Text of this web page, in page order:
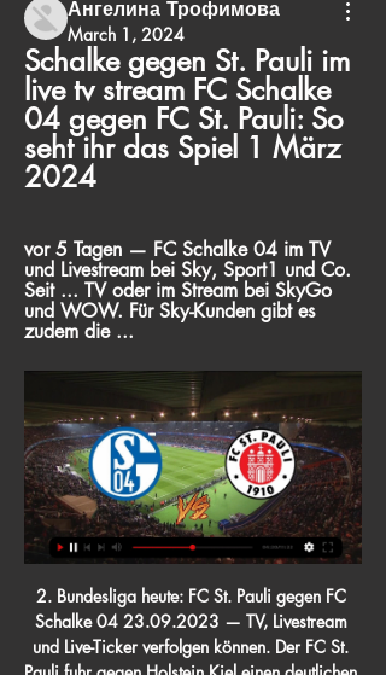
Ангелина Трофимова
March 1, 2024
Schalke gegen St. Pauli im
live tv stream FC Schalke
04 gegen FC St. Pauli: So
seht ihr das Spiel 1 März
2024
vor 5 Tagen — FC Schalke 04 im TV
und Livestream bei Sky, Sport1 und Co.
Seit ... TV oder im Stream bei SkyGo
und WOW. Für Sky-Kunden gibt es
zudem die ...
2. Bundesliga heute: FC St. Pauli gegen FC Schalke 04 23.09.2023 — TV, Livestream und Live-Ticker verfolgen können. Der FC St. Pauli fuhr gegen Holstein Kiel einen deutlichen Heimsieg ein. Gegen bis.

Schalke 04 gegen FC St. Pauli live im tv Wer überträgt St. P vor 24 Minuten — Schalke 04 gegen FC St. Pauli live im tv Wer überträgt St. Pauli gegen Schalke live im TV & Stream? 01/03/2024 31.10.2023 — Der FC St. Pauli ...

Wir neigen zu der Ansicht, dass Sandefjord zweifellos imstande ist, die nötigen Tore zu machen in der Begegnung mit Kongsvinger IL, das seine liebe Not haben wird, seinerzeits einen Treffer zu markieren. Daher prophezeien wir einen recht bequemen 2:0-Erfolg für Sandefjord bei Schlusspfiff.

Funk, Lukas 0 ESV Aulendorf Auswärts Lehnert, Julian 601 TSV Denkendorf Brachtel, Tim 586 TSV Denkendorf Babo, Markus 558 KC Schwabsberg Gschwendtner, Leon 534 TSV Denkendorf Kuhn, Jakob 529 KC Schwabsberg Wöste, Jannik 511 TSV Denkendorf Böhm, Julian 507 KC Schwabsberg Dominguez, Claudio 478 KC Schwabsberg Mannschaft der Woche

Topic: UEFA Europa League Achtelfinale (Hinspiel): FC Schalke 04 - VfL Borussia Mönchengladbach, Posts: 483, Last Post: Mar 13, 2017 - 3:44 PM hours

Seid Jahren zahlen Leute wie Nouza oder Tojner Geld an Rapid und natürlich ist ein Sponsoring von Wien Energie oder die rein Nachwuchfreundliche Förderung von EADS nur politisch Motiviert. Bitte tun wir nicht so als ob wir jetzt die supersaubere reine Lehre leben würden und bei jeder Veränderung das absolute böse über uns hereinbricht.

Studieren und Leben. Thomas Kölsch / pixelio.de Studieren im Ausland. Alles rund ums Studium und Leben im Ausland: Erfahren Sie welche Voraussetzungen Sie für Ihr Studium im Ausland mitbringen müssen und wo Sie Ihr Fach im Ausland studieren können.

Kölner Haie – Adler Mannheim Fanprojekt e.V. 22 Busse werden sich am Freitag auf den Weg nach Köln machen, zusätzlich einige hundert Privatfahrer. Der Meister wird …

Es bestand Hoffnung, dass sich Hannover 96 nach dem Auswärtssieg in Dresden stabilisiert. Die Niederlage im Testspiel gegen Arminia Bielefeld hat diese wieder gedämpft. Die Erkenntnisse aus dem Test sind ernüchternd.

TARIFE FÜR BRIEF IN ÖSTERREICH. Hier finden Sie alle Preise für das Versenden von Briefen innerhalb von Österreich. Für die Wahl des richtigen Tarifs sind das Format, das Gewicht, die Laufzeit und auch die maschinelle Bearbeitbarkeit der Sendung ausschlaggebend. Wenn Sie Ihren individuellen Tarif schnell errechnen möchten, klicken Sie hier:

Kognitive therapie beinhaltet eine große anzahl von verhaltensexperimenten wie die, die menschen verwenden, um ihre Überzeugungen zu testen, und sie können eine menge feinabstimmung und zweifel ausdrücken, nehmen sie sie ernst und dann testen sie sie aus.

Spielerprofil, Ergebnisse und Statistiken für Spieler: Gabriele Volpi - Live Ergebnisse, Resultate, Spielerstatistik Gabriele Volpi - Live Ergebnisse, Resultate, Spielerstatistik TennisErgebnisse.net » Gabriele Volpi

437 Visp–Sion 3/4 5 00 Gleis Sektor R 508 Visp–Sion–St-Maurice–Monthey 3/4 5 RE Eggerberg–Ausserberg–14 Goppenstein–Kandersteg– Frutigen–Spiez(R–Thun–Bern) LÖTSCHBERGER 8/9 520 Visp–Zermatt 14 5 RE Iselle di T.–Varzo–Preglia–22 Domodossola LÖTSCHBERGER 8/9 524 a Fiesch Bfpl 524 ú90 Visp–Leuk–Sierre/Siders.

Die Füchse Berlin haben am dritten Spieltag in der Handball-Bundesliga ihre zweite Saisonpleite kassiert. Am Dienstagabend unterlagen die Berliner vor 6371 Zuschauern nach einer schwachen zweiten.

DEK Klagenfurt - Graz 99ers 0:1 15. Spieltag 04.12.1999 Graz 99ers - Zell am See 1:4 16. Spieltag 08.12.1999 DEK Klagenfurt - Graz 99ers 0:6 17. Spieltag 11.12.1999 Graz 99ers - EC Zeltweg 4:3 18. Spieltag 18.12.1999 Lustenau - Graz 99ers 2:8 19. Spieltag 28.12.1999 Graz 99ers - Team Kärnten 7:1 20.

Nutzen Sie Ihr Online-Banking auch für Trans­aktionen von Konten und Depots anderer Banken und Sparkassen. So behalten Sie einfach den Überblick über Ihre Finanzen.

Eishockey 3-Tage Programm (AlleLigen) 31.10.2019 - 03.11.2019 Russland - VHL Grundwette 1 X 2 Doppelchance 1X X2 12 Handicap HC 1 X 2 Über/Unter + 5.5 -

Diese Szene hat Offensiv-Flitzer Patrick Herrmann (28) im Drehbuch seines 300. Pflichtspiel-Einsatzes als Fohlen zunächst geärgert: Es lief die 54. Spielminute im Nachbarschafts-Duell gegen.

Der EHC Red Bull München fährt einen 3:2-Arbeitssieg gegen die Fischtown Pinguins Bremerhaven ein. Damit führt der Titelverteidiger die Serie mit 3:0 an. Erneut hat der Liganeuling den.

In den Spieldaten bieten wir Links an um das Spiel online sehen FC Schalke 04 Augsburg Live-Stream gesponsert von bet365. Falls dass Spiel gedeckt ist mit live streams von bet365, dann können Sie es FC Schalke 04 Augsburg auf ihrem PC und auf ihrem Mobilgerät anschauen - iPhone, iPad, Android oder Windows phone. Bitte beachte, dass einige.

„In den nächsten Tagen“, hatte der Herner EV am Dienstag mitgeteilt, wolle der Eishockey-Oberligist den neuen Trainer vorstellen. Und wartete danach dann auch nicht lange, gab noch unter der Woche, an diesem Freitag, bekannt: Herbert Hohenberger wird der neue Trainer des Herner EV.

Fortuna Düsseldorf gegen VfL Wolfsburg Das Spiel Fortuna Düsseldorf – VfL Wolfsburg, welches wir zusammen live verfolgt haben, hat mit 1–1 geendet. Wir wünschen Sie beim nächsten Spiel wider zu sehen. _____ Live-Spielzeit: FT Fortuna Düsseldorf 1-1 VfL Wolfsburg 40′ …

FC St. Pauli gegen Schalke 04 Übertragung jetzt live 31.10.2023 — Pauli empfängt in der 2. Runde des DFB-Pokals den FC Schalke 04. Wo wird das Spiel im TV übertragen? Gibt es einen kostenlosen Stream? 31 ...

Darunter fanden Sie die prognose verarbeitet durch unsere eigene Software und von Hand überprüft durch unsere Editoren des fußballspiel Alianza Atletico Sullana-Union Huaral, Spiels der ligen Peru Segunda Division.

Die Vienna Capitals haben den Aufstieg in die K.o.-Phase der Champions Hockey League (CHL) durch eine 2:6-Heimniederlage gegen die ZSC Lions Zürich letztlich klar verpasst. Der überlegene Tabellenführer der Erste Bank Eishockey Liga (EBEL) hätte für …

Borussia Dortmund – FC Barcelona Wett Tipp (17.09.2019) Was für ein Kracher zum Auftakt? Borussia Dortmund beginnt die neue Saison in der Königsklasse am Dienstagabend am ersten Spieltag der Staffel F mit einem Top-Match.

St. Pauli - Schalke 04 live: Übertragung im kostenlosen 23.09.2023 — Das Spiel St. Pauli gegen Schalke 04 wird am Samstag (Anstoß: 20.30 Uhr) live im Free-TV und kostenlosen Livestream übertragen. wa.de fasst die ...

Kalenderwoche Cleveland Indians - Kansas City Royals Übersicht. Spieldetails. 39. Kalenderwoche. Siege Cleveland Indians 113 Siege Kansas City Royals 82 Unentschieden: 0

St. Pauli vs. S04 (Schalke 04): TV, LIVE-STREAM 31.10.2023 — Für den FC Schalke 04 geht es im DFB-Pokal gegen den Spitzenreiter der 2. Bundesliga. Wir blicken in diesem Artikel auf die Übertragung der ...

Liveticker: Heracles Almelo - PSV Eindhoven (Eredivisie 2019/2020, 3. Spieltag) mit Torschützen, Aufstellungen, Wechseln, gelben und roten Karten.

St. Pauli gegen Schalke 04 Exklusiv HEUTE LIVE: DFB-Pokal 31.10.2023 — Pauli auf den FC Schalke 04. Hier gibt's alle Infos zur Partie und zur exklusiven Übertragung im TV & Stream auf Sky. Das letzte Duell der ...

Die Drittliga-Handballer des VfL Potsdam und HV Grün-Weiß Werder haderten mit den Ergebnissen ihrer Spiele vom Samstag. Die Potsdamer mussten sich erneut im Derby geschlagen geben, während das.

Chelsea hat in Prag aber nur 1:0 gewonnen, während alle anderen Duelle mit zwei Toren Vorsprung geendet haben. In der Zwischenzeit hat Chelsea das Spitzenspiel im Anfield Stadion verloren, während auch Slavia das Stadtderby nicht gewonnen hat. Chelsea gegen Slavia Prag beginnt am 18.04.2019 um 21:00 MEZ. Chelsea

Nationalteam Öhb Handball U Nm Wat Nf Grunddurchgang Fivers Männer Sport Fame Spielbeginn Uhc Margareten Hall ´ Atzgersdorf Blf News Orf Frauen Eggenburg Tecton Sporthalle Hollabrunn Sg Jugend Who Insignis Mga Trofaiach Westwien Ergebnisse Turniere Ticker Wha Spiele Rekordspieler Sc Ferlach Achtelfinale Nationalteams ' Legionäre.

FC St. Pauli gegen Schalke 04 live im TV und Online-Stream 30.10.2023 — Nach dem befreienden Sieg gegen Hannover 96 will S04 im Pokal den nächsten Erfolg feiern - muss dafür aber zum derzeit besten Team der 2. Liga.

Beim Trainingsauftakt war’s ein bitteres Lachen: Preußens Präsident Marco de Angelis hatte nur noch Sarkasmus übrig. Da bekomme der SC Preußen Münster zum ersten Mal in der Vereinsgeschichte die Bayern zugelost, sagte er lachend, und damit die Chance auf ein Live-Spiel in der ARD – und prompt gehe dieses eine Mal das Live-Spiel nach.

Der EC-KAC empfängt am Freitagabend erneut die Graz 99ers in Klagenfurt und findet dabei die erste von vier Chancen vor, in das EBEL-Finale 2019 einzuziehen.

Ausstellerverzeichnis zur 2. Ilseder Jobbörse gesucht? Die Betriebe von D bis S mit Standnummern wie Deichmann SE, Stand 43 A, finden Sie hier.

Die Artland Dragons, zwischen 2003 und 2015 fester Bestandteil der Beko Basketball Bundesliga und 2008 Pokalsieger, hatten sich nach dem Rückzug aus Deutschlands Eliteliga in der drittklassigen 2. Basketball-Bundesliga ProB wiedergefunden und erreichten auf Anhieb die Playoffs. Unter Trainer Dragan Dojcin soll nun so schnell wie möglich der Aufstieg in die 2. Basketball-Bundesliga ProA gelingen.

13.05.2013: THW gewinnt nach Steigerung beim TBV Lemgo; 11.05.2013: THW Kiel will am Sonntag beim TBV Lemgo siegen 07.02.2013: Kieler Nachrichten: Preiß nach Erlangen 26.11.2012: THW deklassiert Lemgo; 24.11.2012: THW Kiel empfängt den TBV Lemgo am Sonntag 20.07.2012: Kieler Nachrichten: Lemgos Abenteuerreise nach China

Ein Hauch von 90er weht durchs Waldstadion…die Älteren werden sich erinnern: Mitte der 90er, als die Eintracht zuletzt Angst und Schrecken in Europa verbreitete, durfte man sich gleich zweimal in einem Jahr mit der Creme de la Creme des italienischen Fussballs messen.

Liveticker: WSG Wattens - LASK Linz (2. Liga 2016/2